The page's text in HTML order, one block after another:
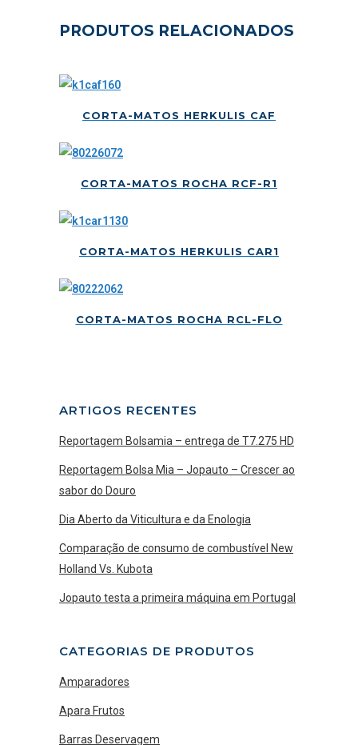
PRODUTOS RELACIONADOS
CORTA-MATOS HERKULIS CAF
CORTA-MATOS ROCHA RCF-R1
CORTA-MATOS HERKULIS CAR1
CORTA-MATOS ROCHA RCL-FLO
ARTIGOS RECENTES
Reportagem Bolsamia – entrega de T7.275 HD
Reportagem Bolsa Mia – Jopauto – Crescer ao
sabor do Douro
Dia Aberto da Viticultura e da Enologia
Comparação de consumo de combustível New
Holland Vs. Kubota
Jopauto testa a primeira máquina em Portugal
CATEGORIAS DE PRODUTOS
Amparadores
Apara Frutos
Barras Deservagem